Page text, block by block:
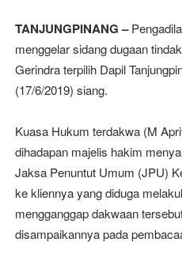
TANJUNGPINANG –
menggelar sidang dugaan
Gerindra terpilih Dapil
(17/6/2019) siang.
Kuasa Hukum terdakwa (M
dihadapan majelis hakim
Jaksa Penuntut Umum (JPU)
ke kliennya yang diduga
mengganggap dakwaan
disampaikannya pada